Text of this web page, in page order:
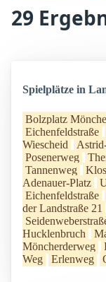
29
Spielplätze in
Bolzplatz
Eichenfeldstraße
Wiescheid
Posenerweg
Tannenweg
Adenauer-Platz
Eichenfeldstraße
der Landstraße 21
Hucklenbruch
Möncherderweg
Weg
Erlenweg